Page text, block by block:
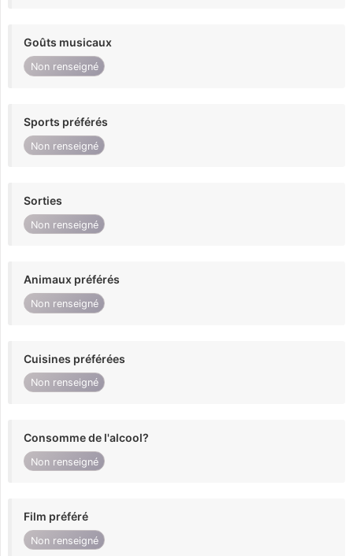
Goûts musicaux
Non renseigné
Sports préférés
Non renseigné
Sorties
Non renseigné
Animaux préférés
Non renseigné
Cuisines préférées
Non renseigné
Consomme de l'alcool?
Non renseigné
Film préféré
Non renseigné